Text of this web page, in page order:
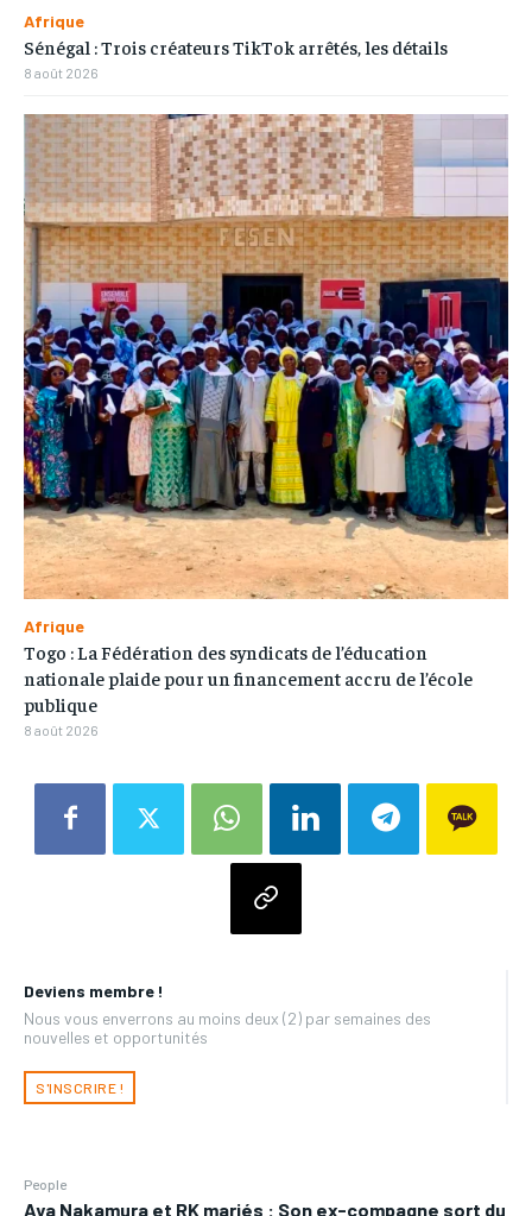
Deviens membre !
Nous vous enverrons au moins deux (2) par semaines des
nouvelles et opportunités
S'INSCRIRE !
People
Aya Nakamura et RK mariés : Son ex-compagne sort du
Afrique
Sénégal : Trois créateurs TikTok arrêtés, les détails
8 août 2026
Afrique
Togo : La Fédération des syndicats de l’éducation
nationale plaide pour un financement accru de l’école
publique
8 août 2026